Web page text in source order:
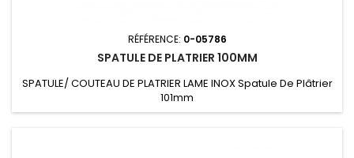
RÉFÉRENCE: 0-05786
SPATULE DE PLATRIER 100MM
SPATULE/ COUTEAU DE PLATRIER LAME INOX Spatule De Plâtrier
101mm